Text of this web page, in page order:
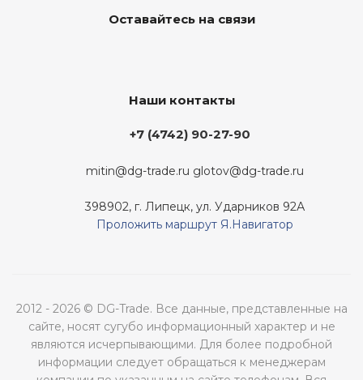
Оставайтесь на связи
Наши контакты
+7 (4742) 90-27-90
mitin@dg-trade.ru glotov@dg-trade.ru
398902, г. Липецк, ул. Ударников 92А
Проложить маршрут Я.Навигатор
2012 - 2026 © DG-Trade. Все данные, представленные на
сайте, носят сугубо информационный характер и не
являются исчерпывающими. Для более подробной
информации следует обращаться к менеджерам